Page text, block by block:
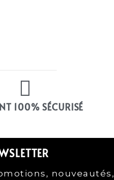
100% SÉCURISÉ
nouveautés,